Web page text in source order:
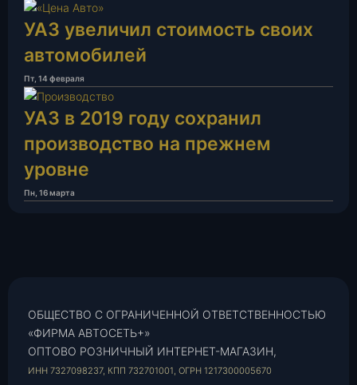
УАЗ увеличил стоимость своих
автомобилей
Пт, 14 февраля
УАЗ в 2019 году сохранил
производство на прежнем
уровне
Пн, 16 марта
ОБЩЕСТВО С ОГРАНИЧЕННОЙ ОТВЕТСТВЕННОСТЬЮ
«ФИРМА АВТОСЕТЬ+»
ОПТОВО РОЗНИЧНЫЙ ИНТЕРНЕТ-МАГАЗИН,
ИНН 7327098237, КПП 732701001, ОГРН 1217300005670